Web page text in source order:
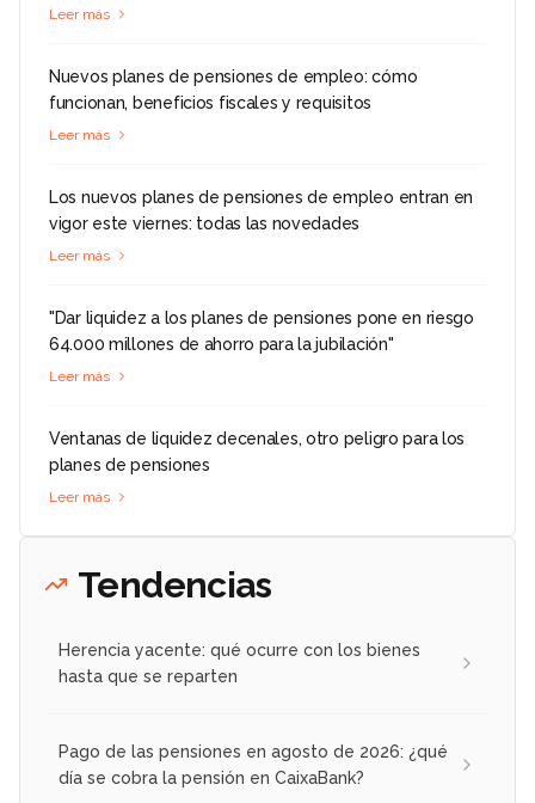
Leer más
Nuevos planes de pensiones de empleo: cómo
funcionan, beneficios fiscales y requisitos
Leer más
Los nuevos planes de pensiones de empleo entran en
vigor este viernes: todas las novedades
Leer más
"Dar liquidez a los planes de pensiones pone en riesgo
64.000 millones de ahorro para la jubilación"
Leer más
Ventanas de liquidez decenales, otro peligro para los
planes de pensiones
Leer más
Tendencias
Herencia yacente: qué ocurre con los bienes
hasta que se reparten
Pago de las pensiones en agosto de 2026: ¿qué
día se cobra la pensión en CaixaBank?